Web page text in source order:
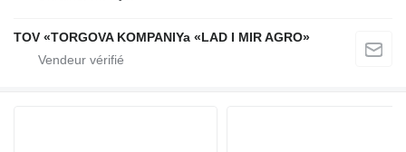
TOV «TORGOVA KOMPANIYa «LAD I MIR AGRO»